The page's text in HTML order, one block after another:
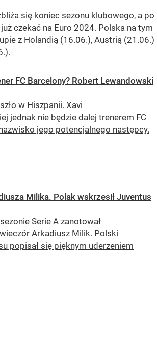
się koniec sezonu klubowego, a po
czekać na Euro 2024. Polska na tym
z Holandią (16.06.), Austrią (21.06.)
FC Barcelony? Robert Lewandowski
w Hiszpanii. Xavi
jednak nie będzie dalej trenerem FC
jego potencjalnego następcy.
Milika. Polak wskrzesił Juventus
Serie A zanotował
Arkadiusz Milik. Polski
popisał się pięknym uderzeniem